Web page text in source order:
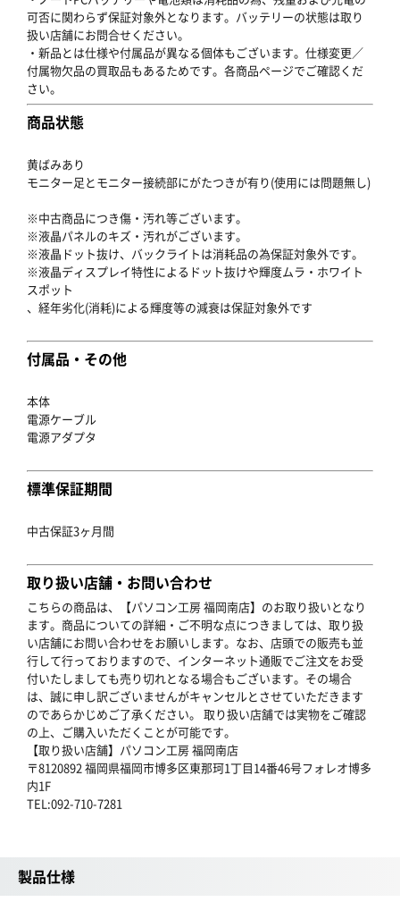
可否に関わらず保証対象外となります。バッテリーの状態は取り
扱い店舗にお問合せください。
・新品とは仕様や付属品が異なる個体もございます。仕様変更／
付属物欠品の買取品もあるためです。各商品ページでご確認くだ
さい。
商品状態
黄ばみあり
モニター足とモニター接続部にがたつきが有り(使用には問題無し)
※中古商品につき傷・汚れ等ございます。
※液晶パネルのキズ・汚れがございます。
※液晶ドット抜け、バックライトは消耗品の為保証対象外です。
※液晶ディスプレイ特性によるドット抜けや輝度ムラ・ホワイト
スポット
、経年劣化(消耗)による輝度等の減衰は保証対象外です
付属品・その他
本体
電源ケーブル
電源アダプタ
標準保証期間
中古保証3ヶ月間
取り扱い店舗・お問い合わせ
こちらの商品は、【パソコン工房 福岡南店】のお取り扱いとなり
ます。商品についての詳細・ご不明な点につきましては、取り扱
い店舗にお問い合わせをお願いします。なお、店頭での販売も並
行して行っておりますので、インターネット通販でご注文をお受
付いたしましても売り切れとなる場合もございます。その場合
は、誠に申し訳ございませんがキャンセルとさせていただきます
のであらかじめご了承ください。 取り扱い店舗では実物をご確認
の上、ご購入いただくことが可能です。
【取り扱い店舗】パソコン工房 福岡南店
〒8120892 福岡県福岡市博多区東那珂1丁目14番46号フォレオ博多
内1F
TEL:092-710-7281
製品仕様